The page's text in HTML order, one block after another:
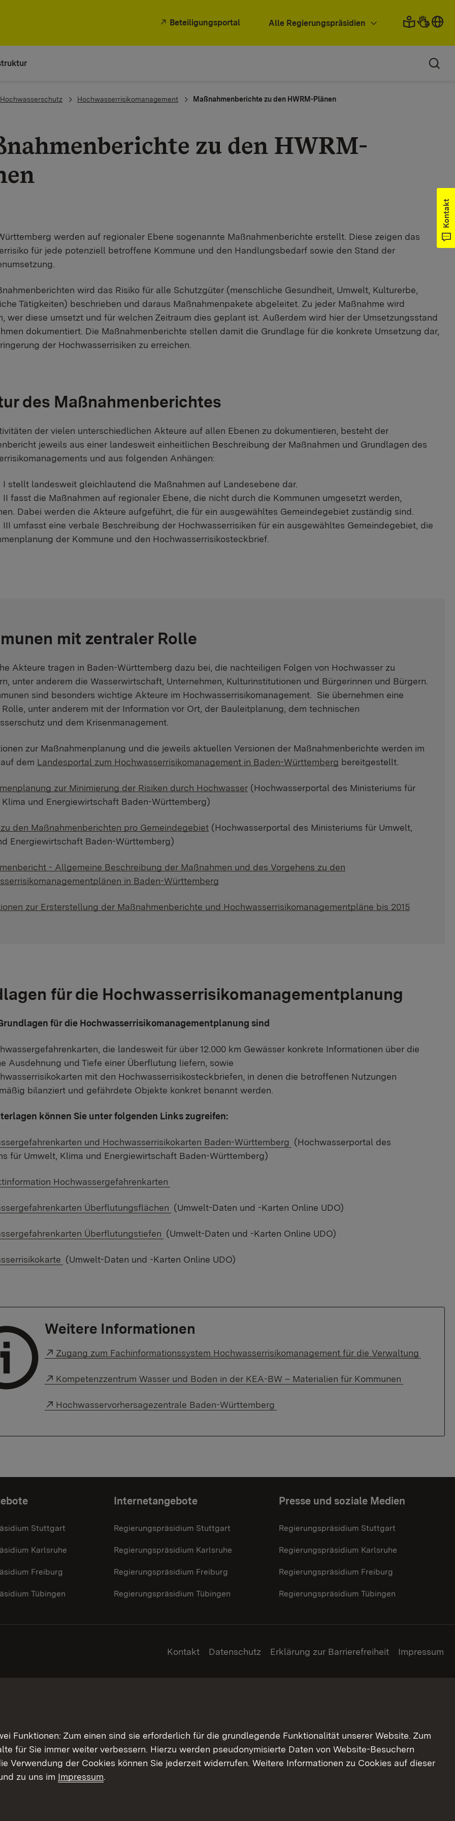
Beteiligungsportal Alle Regierungspräsidien
Hochwasserschutz Hochwasserrisikomanagement Maßnahmenberichte zu den HWRM-Plänen
zu den HWRM-
Kontakt
werden auf regionaler Ebene sogenannte Maßnahmenberichte erstellt. Diese zeigen das
für jede potenziell betroffene Kommune und den Handlungsbedarf sowie den Stand der
wird das Risiko für alle Schutzgüter (menschliche Gesundheit, Umwelt, Kulturerbe,
Tätigkeiten) beschrieben und daraus Maßnahmenpakete abgeleitet. Zu jeder Maßnahme wird
wer diese umsetzt und für welchen Zeitraum dies geplant ist. Außerdem wird hier der Umsetzungsstand
dokumentiert. Die Maßnahmenberichte stellen damit die Grundlage für die konkrete Umsetzung dar,
der Hochwasserrisiken zu erreichen.
des Maßnahmenberichtes
der vielen unterschiedlichen Akteure auf allen Ebenen zu dokumentieren, besteht der
jeweils aus einer landesweit einheitlichen Beschreibung der Maßnahmen und Grundlagen des
und aus folgenden Anhängen:
I stellt landesweit gleichlautend die Maßnahmen auf Landesebene dar.
II fasst die Maßnahmen auf regionaler Ebene, die nicht durch die Kommunen umgesetzt werden,
Dabei werden die Akteure aufgeführt, die für ein ausgewähltes Gemeindegebiet zuständig sind.
III umfasst eine verbale Beschreibung der Hochwasserrisiken für ein ausgewähltes Gemeindegebiet, die
der Kommune und den Hochwasserrisikosteckbrief.
mit zentraler Rolle
Akteure tragen in Baden-Württemberg dazu bei, die nachteiligen Folgen von Hochwasser zu
unter anderem die Wasserwirtschaft, Unternehmen, Kulturinstitutionen und Bürgerinnen und Bürgern.
sind besonders wichtige Akteure im Hochwasserrisikomanagement. Sie übernehmen eine
unter anderem mit der Information vor Ort, der Bauleitplanung, dem technischen
und dem Krisenmanagement.
zur Maßnahmenplanung und die jeweils aktuellen Versionen der Maßnahmenberichte werden im
dem Landesportal zum Hochwasserrisikomanagement in Baden-Württemberg bereitgestellt.
zur Minimierung der Risiken durch Hochwasser (Hochwasserportal des Ministeriums für
Klima und Energiewirtschaft Baden-Württemberg)
den Maßnahmenberichten pro Gemeindegebiet (Hochwasserportal des Ministeriums für Umwelt,
Energiewirtschaft Baden-Württemberg)
- Allgemeine Beschreibung der Maßnahmen und des Vorgehens zu den
in Baden-Württemberg
zur Ersterstellung der Maßnahmenberichte und Hochwasserrisikomanagementpläne bis 2015
für die Hochwasserrisikomanagementplanung
für die Hochwasserrisikomanagementplanung sind
die landesweit für über 12.000 km Gewässer konkrete Informationen über die
Ausdehnung und Tiefe einer Überflutung liefern, sowie
mit den Hochwasserrisikosteckbriefen, in denen die betroffenen Nutzungen
bilanziert und gefährdete Objekte konkret benannt werden.
können Sie unter folgenden Links zugreifen:
Link: und Hochwasserrisikokarten Baden-Württemberg (Hochwasserportal des
für Umwelt, Klima und Energiewirtschaft Baden-Württemberg)
Link: Hochwassergefahrenkarten
Link: Überflutungsflächen (Umwelt-Daten und -Karten Online UDO)
Link: Überflutungstiefen (Umwelt-Daten und -Karten Online UDO)
Link: (Umwelt-Daten und -Karten Online UDO)
Weitere Informationen
Externer Link:
Zugang zum Fachinformationssystem Hochwasserrisikomanagement für die Verwaltung
Externer Link:
Kompetenzzentrum Wasser und Boden in der KEA-BW – Materialien für Kommunen
Externer Link:
Hochwasservorhersagezentrale Baden-Württemberg
Stuttgart
Karlsruhe
Freiburg
Tübingen
Internetangebote
Regierungspräsidium Stuttgart
Regierungspräsidium Karlsruhe
Regierungspräsidium Freiburg
Regierungspräsidium Tübingen
Presse und soziale Medien
Regierungspräsidium Stuttgart
Regierungspräsidium Karlsruhe
Regierungspräsidium Freiburg
Regierungspräsidium Tübingen
Kontakt Datenschutz Erklärung zur Barrierefreiheit Impressum
Funktionen: Zum einen sind sie erforderlich für die grundlegende Funktionalität unserer Website. Zum
für Sie immer weiter verbessern. Hierzu werden pseudonymisierte Daten von Website-Besuchern
Verwendung der Cookies können Sie jederzeit widerrufen. Weitere Informationen zu Cookies auf dieser
zu uns im Impressum.